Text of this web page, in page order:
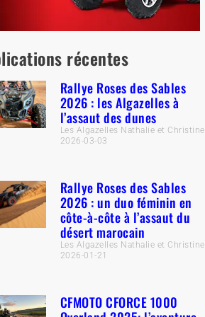
récentes
Rallye Roses des Sables
2026 : les Algazelles à
l’assaut des dunes
Les Algazelles Nathalie et Christine
2026-03-03
Rallye Roses des Sables
2026 : un duo féminin en
côte-à-côte à l’assaut du
désert marocain
Les Algazelles Nathalie et Christine
2026-01-21
CFMOTO CFORCE 1000